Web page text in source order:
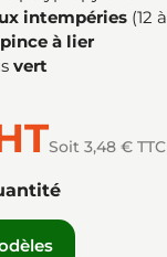
intempéries (12
pince à lier
vert
Soit 3,48 € TTC